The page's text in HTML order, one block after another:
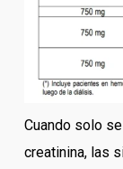
Cuando solo
creatinina, las